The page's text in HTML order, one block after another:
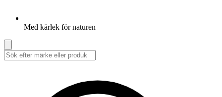
Med kärlek för naturen